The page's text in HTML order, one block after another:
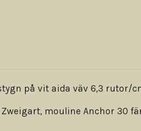
på vit aida väv 6,3 rutor/
mouline Anchor 30